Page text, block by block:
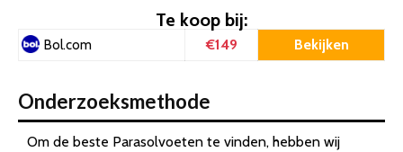
Te koop bij:
Bol.com €149 Bekijken
Onderzoeksmethode
Om de beste Parasolvoeten te vinden, hebben wij